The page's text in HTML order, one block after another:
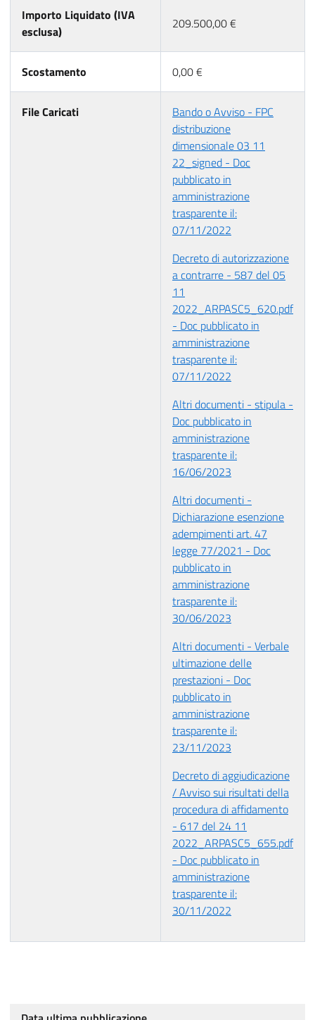
Importo Liquidato (IVA
esclusa)
209.500,00 €
Scostamento 0,00 €
File Caricati
Bando o Avviso - FPC
distribuzione
dimensionale 03 11
22_signed - Doc
pubblicato in
amministrazione
trasparente il:
07/11/2022
Decreto di autorizzazione
a contrarre - 587 del 05
11
2022_ARPASC5_620.pdf
- Doc pubblicato in
amministrazione
trasparente il:
07/11/2022
Altri documenti - stipula -
Doc pubblicato in
amministrazione
trasparente il:
16/06/2023
Altri documenti -
Dichiarazione esenzione
adempimenti art. 47
legge 77/2021 - Doc
pubblicato in
amministrazione
trasparente il:
30/06/2023
Altri documenti - Verbale
ultimazione delle
prestazioni - Doc
pubblicato in
amministrazione
trasparente il:
23/11/2023
Decreto di aggiudicazione
/ Avviso sui risultati della
procedura di affidamento
- 617 del 24 11
2022_ARPASC5_655.pdf
- Doc pubblicato in
amministrazione
trasparente il:
30/11/2022